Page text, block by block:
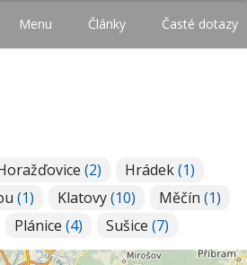
Menu Články Časté dotazy
(2) Hrádek(1)
(1) Klatovy(10) Měčín (1)
Plánice (4) Sušice (7)